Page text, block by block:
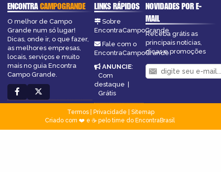
ENCONTRACAMPOGRANDE
O melhor de Campo
Grande num só lugar!
Dicas, onde ir, o que fazer,
as melhores empresas,
locais, serviços e muito
mais no guia Encontra
Campo Grande.
LINKS RÁPIDOS
Sobre
EncontraCampoGrande
Fale com o
EncontraCampoGrande
ANUNCIE:
Com
destaque |
Grátis
NOVIDADES POR E-
MAIL
Receba grátis as
principais notícias,
dicas e promoções
Termos| Privacidade
Sitemap
Criado com ❤️ e ☕ pelo time do EncontraBrasil